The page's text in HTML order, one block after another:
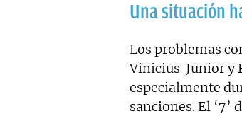
Una situación
Los problemas
Vinicius Junior y
especialmente
sanciones. El ‘7’